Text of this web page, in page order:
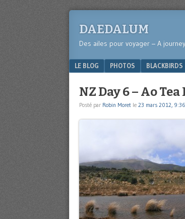
DAEDALUM
Des ailes pour voyager – A
Menu
SKIP TO CONTENT
LE BLOG PHOTOS BLACKBIRDS
NZ Day 6 – Ao
Posté par Robin Moret le 23 mars 2012, 9:36